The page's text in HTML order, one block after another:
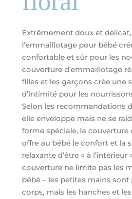
Extrêmement doux et délicat,
l’emmaillotage pour bébé
confortable et sûr pour les
couverture d’emmaillotage
filles et les garçons crée une
d’intimité pour les
Selon les recommandations
elle enveloppe mais ne se
forme spéciale, la couverture
offre au bébé le confort et la
relaxante d’être « à l’intérieur
couverture ne limite pas les
bébé – les petites mains sont
corps, mais les hanches et